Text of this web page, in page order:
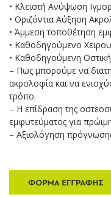
• Κλειστή Ανύψωση
• Οριζόντια Αύξηση
• Άμμεση τοποθέτηση
• Καθοδηγούμενο
• Καθοδηγούμενη
– Πως μπορούμε να
ακρολοφία και να
τρόπο.
– Η επίδραση της
εμφυτεύματος για
– Αξιολόγηση